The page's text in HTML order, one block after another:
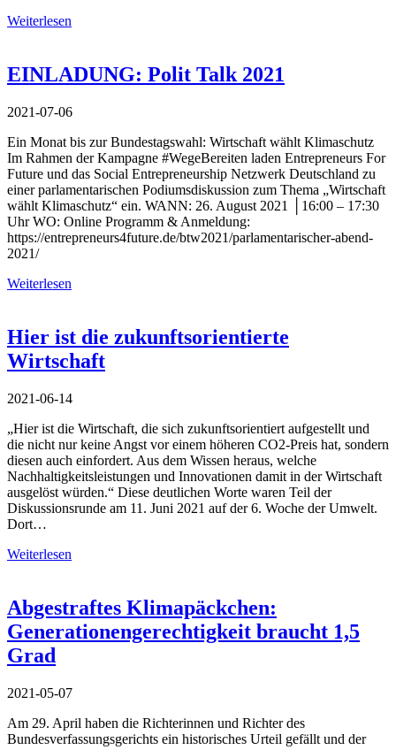
Weiterlesen
EINLADUNG: Polit Talk 2021
2021-07-06
Ein Monat bis zur Bundestagswahl: Wirtschaft wählt Klimaschutz
Im Rahmen der Kampagne #WegeBereiten laden Entrepreneurs For
Future und das Social Entrepreneurship Netzwerk Deutschland zu
einer parlamentarischen Podiumsdiskussion zum Thema „Wirtschaft
wählt Klimaschutz“ ein. WANN: 26. August 2021 │16:00 – 17:30
Uhr WO: Online Programm & Anmeldung:
https://entrepreneurs4future.de/btw2021/parlamentarischer-abend-
2021/
Weiterlesen
Hier ist die zukunftsorientierte
Wirtschaft
2021-06-14
„Hier ist die Wirtschaft, die sich zukunftsorientiert aufgestellt und
die nicht nur keine Angst vor einem höheren CO2-Preis hat, sondern
diesen auch einfordert. Aus dem Wissen heraus, welche
Nachhaltigkeitsleistungen und Innovationen damit in der Wirtschaft
ausgelöst würden.“ Diese deutlichen Worte waren Teil der
Diskussionsrunde am 11. Juni 2021 auf der 6. Woche der Umwelt.
Dort…
Weiterlesen
Abgestraftes Klimapäckchen:
Generationengerechtigkeit braucht 1,5
Grad
2021-05-07
Am 29. April haben die Richterinnen und Richter des
Bundesverfassungsgerichts ein historisches Urteil gefällt und der